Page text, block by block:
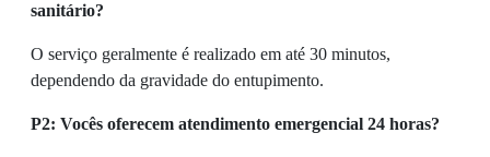
sanitário?
O serviço geralmente é realizado em até 30 minutos,
dependendo da gravidade do entupimento.
P2: Vocês oferecem atendimento emergencial 24 horas?